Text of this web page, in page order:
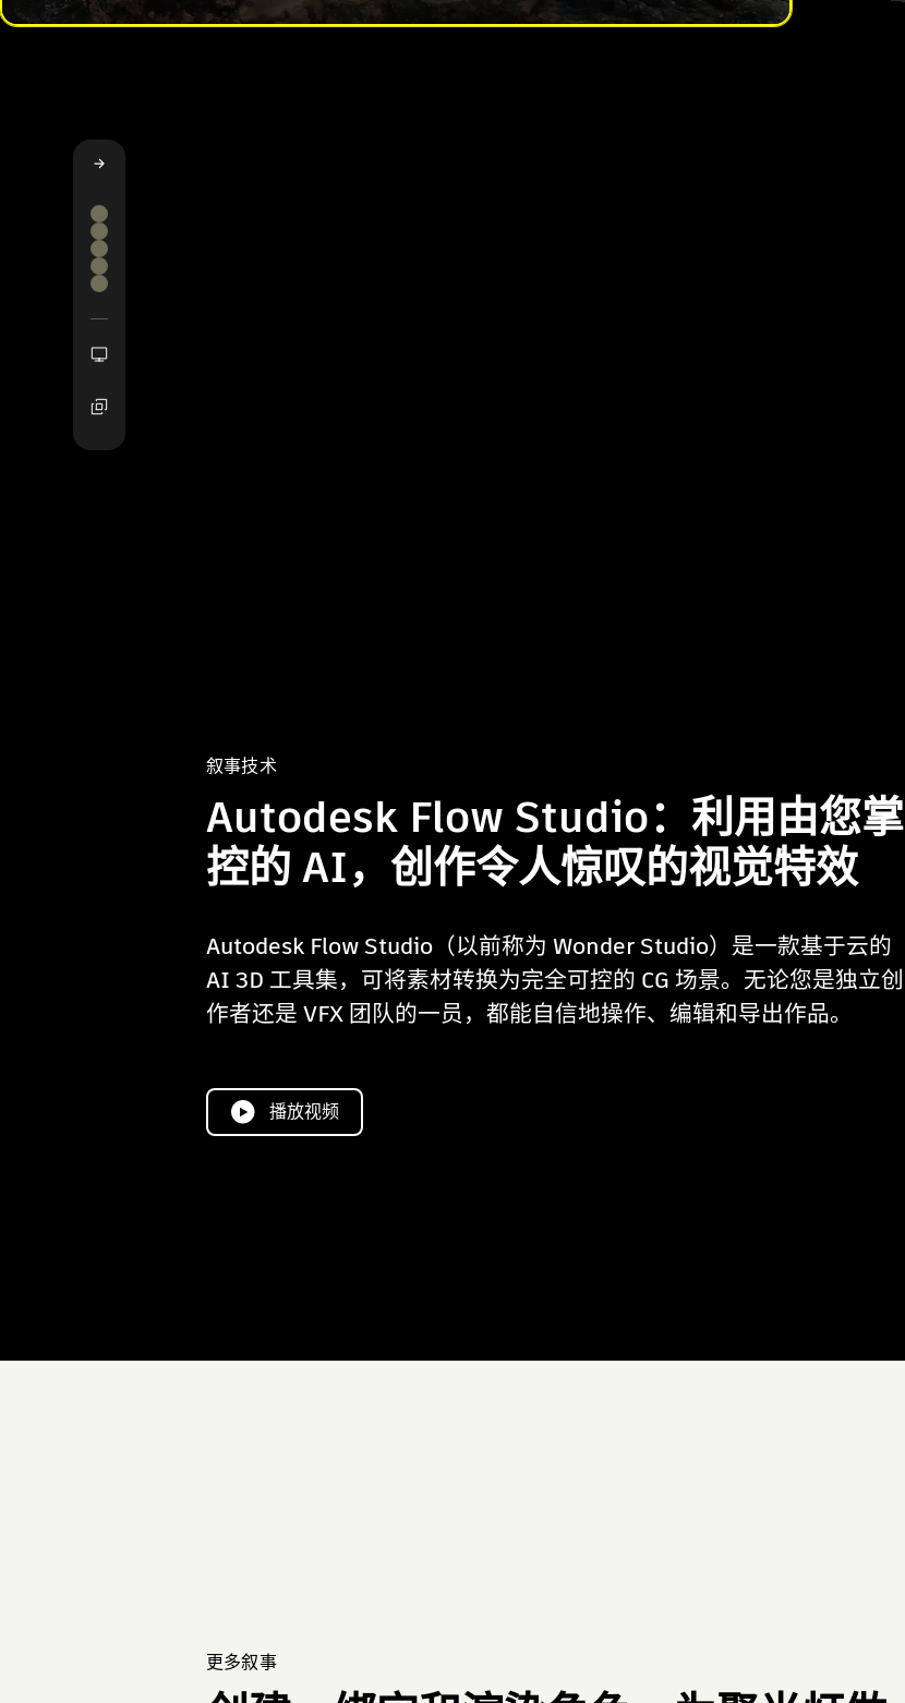
叙事技术
Autodesk Flow Studio：利用由您掌
控的 AI，创作令人惊叹的视觉特效
Autodesk Flow Studio（以前称为 Wonder Studio）是一款基于云的
AI 3D 工具集，可将素材转换为完全可控的 CG 场景。无论您是独立创
作者还是 VFX 团队的一员，都能自信地操作、编辑和导出作品。
播放视频
更多叙事